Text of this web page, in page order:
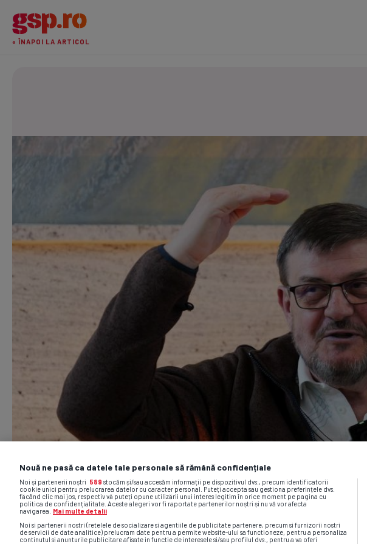
« ÎNAPOI LA ARTICOL
Nouă ne pasă ca datele tale personale să rămână confidențiale
Noi și partenerii noștri 589 stocăm și/sau accesăm informații pe dispozitivul dvs., precum identificatorii
cookie unici pentru prelucrarea datelor cu caracter personal. Puteți accepta sau gestiona preferințele dvs.
făcând clic mai jos, respectiv vă puteți opune utilizării unui interes legitim în orice moment pe pagina cu
politica de confidențialitate. Aceste alegeri vor fi raportate partenerilor noștri și nu vă vor afecta
navigarea.
Mai multe detalii
Noi si partenerii nostri (retelele de socializare si agentiile de publicitate partenere, precum si furnizorii nostri
de servicii de date analitice) prelucram date pentru a permite website-ului sa functioneze, pentru a personaliza
continutul si anunturile publicitare afisate in functie de interesele si/sau profilul dvs., pentru a va oferi